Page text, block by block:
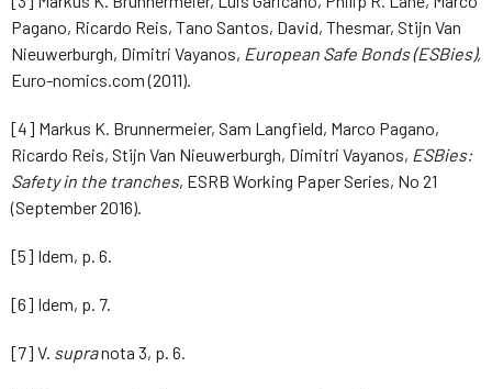
Pagano, Ricardo Reis, Tano Santos, David, Thesmar, Stijn Van
Nieuwerburgh, Dimitri Vayanos, European Safe Bonds (ESBies),
Euro-nomics.com (2011).
[4] Markus K. Brunnermeier, Sam Langfield, Marco Pagano,
Ricardo Reis, Stijn Van Nieuwerburgh, Dimitri Vayanos, ESBies:
Safety in the tranches, ESRB Working Paper Series, No 21
(September 2016).
[5] Idem, p. 6.
[6] Idem, p. 7.
[7] V. supranota 3, p. 6.